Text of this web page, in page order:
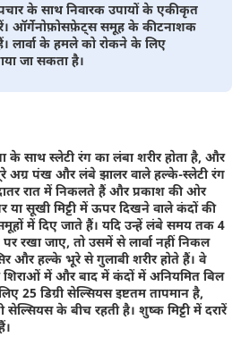
के साथ निवारक उपायों के एकीकृत
ऑर्गेनोफ़ोसफ़ेट्स समूह के कीटनाशक
लार्वा के हमले को रोकने के लिए
जा सकता है।
साथ स्लेटी रंग का लंबा शरीर होता है, और
अग्र पंख और लंबे झालर वाले हल्के-स्लेटी रंग
रात में निकलते हैं और प्रकाश की ओर
या सूखी मिट्टी में ऊपर दिखने वाले कंदों की
में दिए जाते हैं। यदि उन्हें लंबे समय तक 4
रखा जाए, तो उसमें से लार्वा नहीं निकल
और हल्के भूरे से गुलाबी शरीर होते हैं। वे
शिराओं में और बाद में कंदों में अनियमित बिल
25 डिग्री सेल्सियस इष्टतम तापमान है,
सेल्सियस के बीच रहती है। शुष्क मिट्टी में दरारें